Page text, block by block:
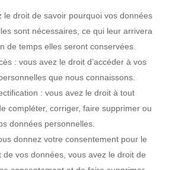
le droit de savoir pourquoi vos données
sont nécessaires, ce qui leur arrivera
de temps elles seront conservées.
: vous avez le droit d’accéder à vos
que nous connaissons.
: vous avez le droit à tout
compléter, corriger, faire supprimer ou
données personnelles.
donnez votre consentement pour le
de vos données, vous avez le droit de